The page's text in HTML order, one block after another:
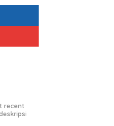
recent